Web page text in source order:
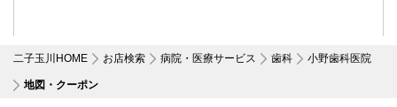
二子玉川HOME お店検索 病院・医療サービス 歯科 小野歯科医院
地図・クーポン